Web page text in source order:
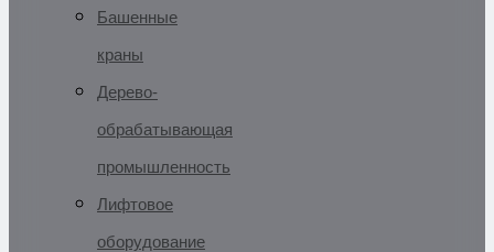
Башенные
краны
Дерево-
обрабатывающая
промышленность
Лифтовое
оборудование